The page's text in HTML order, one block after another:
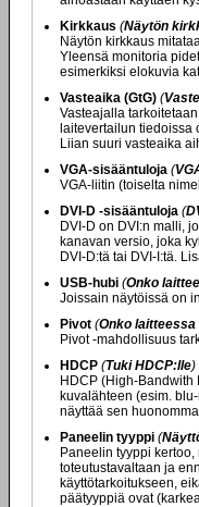
Kirkkaus (Näytön
Näytön kirkkaus
Yleensä monitoria
esimerkiksi elokuvia
Vasteaika (GtG) (
Vasteajalla
laitevertailun tiedoissa
Liian suuri vasteaika
VGA-sisääntuloja (
VGA-liitin (toiselta
DVI-D -sisääntuloja (
DVI-D on DVI:n malli,
kanavan versio, joka
DVI-D:tä tai DVI-I:tä.
USB-hubi (Onko
Joissain näytöissä on
Pivot (Onko
Pivot -mahdollisuus
HDCP (Tuki HDCP:lle)
HDCP (High-Bandwith
kuvalähteen (esim.
näyttää sen
Paneelin tyyppi (
Paneelin tyyppi
toteutustavaltaan ja
käyttötarkoitukseen,
päätyyppiä ovat